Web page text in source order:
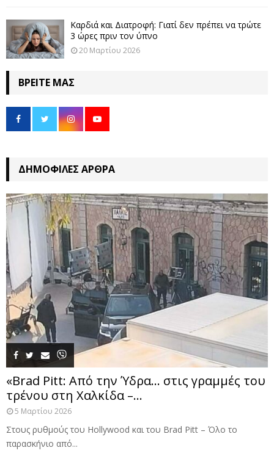
Καρδιά και Διατροφή: Γιατί δεν πρέπει να τρώτε
3 ώρες πριν τον ύπνο
20 Μαρτίου 2026
ΒΡΕΊΤΕ ΜΑΣ
ΔΗΜΟΦΙΛΈΣ ΆΡΘΡΑ
«Brad Pitt: Από την Ύδρα… στις γραμμές του
τρένου στη Χαλκίδα –...
5 Μαρτίου 2026
Στους ρυθμούς του Hollywood και του Brad Pitt – Όλο το
παρασκήνιο από...